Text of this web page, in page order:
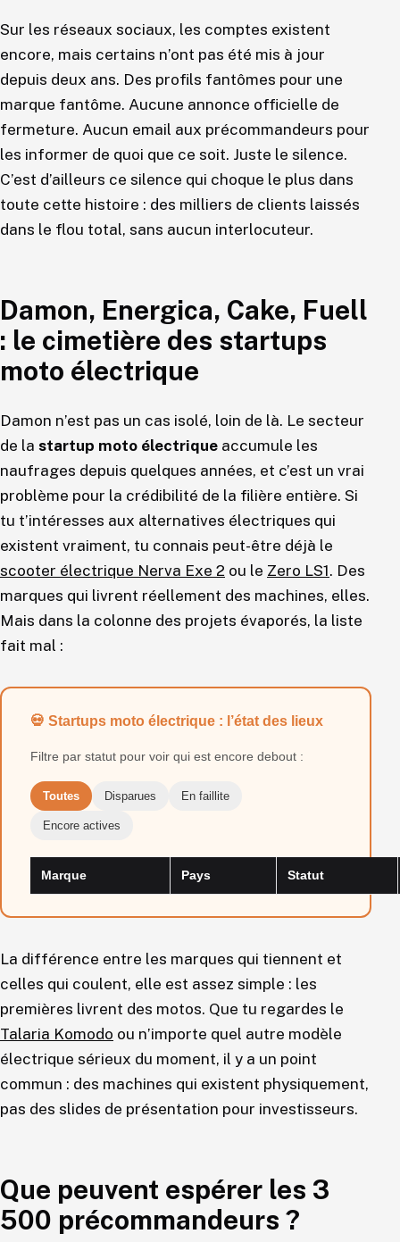
Sur les réseaux sociaux, les comptes existent
encore, mais certains n’ont pas été mis à jour
depuis deux ans. Des profils fantômes pour une
marque fantôme. Aucune annonce officielle de
fermeture. Aucun email aux précommandeurs pour
les informer de quoi que ce soit. Juste le silence.
C’est d’ailleurs ce silence qui choque le plus dans
toute cette histoire : des milliers de clients laissés
dans le flou total, sans aucun interlocuteur.
Damon, Energica, Cake, Fuell
: le cimetière des startups
moto électrique
Damon n’est pas un cas isolé, loin de là. Le secteur
de la startup moto électrique accumule les
naufrages depuis quelques années, et c’est un vrai
problème pour la crédibilité de la filière entière. Si
tu t’intéresses aux alternatives électriques qui
existent vraiment, tu connais peut-être déjà le
scooter électrique Nerva Exe 2 ou le Zero LS1. Des
marques qui livrent réellement des machines, elles.
Mais dans la colonne des projets évaporés, la liste
fait mal :
💀 Startups moto électrique : l’état des lieux
Filtre par statut pour voir qui est encore debout :
Toutes Disparues En faillite
Encore actives
Marque Pays Statut
La différence entre les marques qui tiennent et
celles qui coulent, elle est assez simple : les
premières livrent des motos. Que tu regardes le
Talaria Komodo ou n’importe quel autre modèle
électrique sérieux du moment, il y a un point
commun : des machines qui existent physiquement,
pas des slides de présentation pour investisseurs.
Que peuvent espérer les 3
500 précommandeurs ?